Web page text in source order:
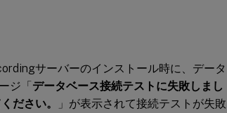
サーバーのインストール時に、データ
ジ「データベース接続テストに失敗しまし
ださい。
」が表示されて接続テストが失敗